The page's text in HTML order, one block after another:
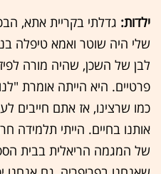
ילדות: גדלתי בקריית אתא,
שלי היה שוטר ואמא טיפלה
לבן של השכן, שהיה מורה
פרטיים. היא הייתה אומרת
כמו שרצינו, אז אתם חייבים
אותנו בחיים. הייתי תלמידה
של המגמה הריאלית בבית